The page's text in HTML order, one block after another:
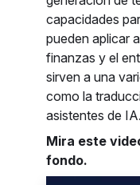
capacidades
pueden aplicar
finanzas y el
sirven a una
como la
asistentes de IA.
Mira este
fondo.